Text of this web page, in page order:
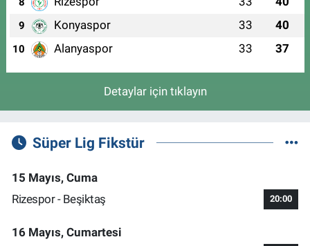
9 Konyaspor 33 40
10 Alanyaspor 33 37
Detaylar için tıklayın
Süper Lig Fikstür
15 Mayıs, Cuma
Rizespor - Beşiktaş
20:00
16 Mayıs, Cumartesi